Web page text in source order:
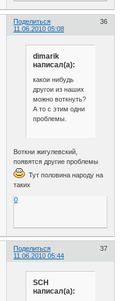
Поделиться
36
11.06.2010 05:08
dimarik
написал(а):
какои нибудь
другои из наших
можно воткнуть?
А то с этим одни
проблемы.
Воткни жигулевский,
появятся другие проблемы
Тут половина народу на
таких
0
Поделиться
37
11.06.2010 05:44
SCH
написал(а):